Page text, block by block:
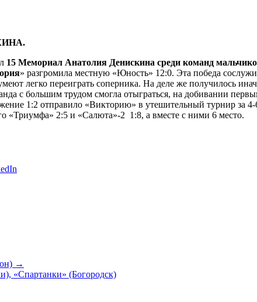
15 Мемориал Анатолия Денискина среди команд
» разгромила местную «Юность» 12:0. Эта победа
легко переиграть соперника. На деле же получилось
с большим трудом смогла отыграться, на добивании
1:2 отправило «Викторию» в утешительный турнир за
«Триумфа» 2:5 и «Салюта»-2 1:8, а вместе с ними 6 место.
он) →
«Спартанки» (Богородск)